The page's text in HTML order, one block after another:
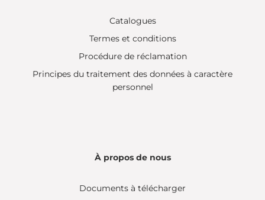
Catalogues
Termes et conditions
Procédure de réclamation
Principes du traitement des données à caractère
personnel
À propos de nous
Documents à télécharger